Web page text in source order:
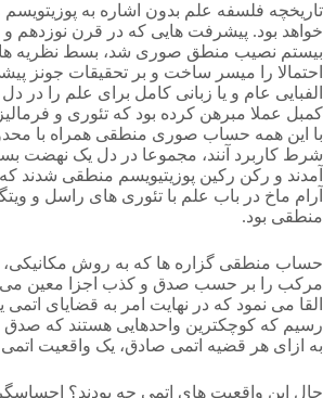
تاریخچه فلسفه علم بدون اشاره به
خواهد بود. پیشرفت هایی که در قرن نوزدهم
بیستم نصیب منطق صوری شد، بسط نظریه
احتمالا را میسر ساخت و بر تحقیقات جونز
الفبایی عام و یا زبانی کامل برای علم را در
کمبل عملا مبرهن کرده بود که تئوری و
با این همه حساب صوری منطقی همراه با
شرط کاربرد آنند، مجموعا در دل یک نهضت
آمدند و رکن رکین پوزیتیویسم منطقی شدند
آرام ماخ در باب علم با تئوری های راسل و
منطقی بود.
حساب منطقی گزاره ها که به روش
مرکب را بر حسب صدق و کذب اجزا معین می
القا می نمود که در نهایت امر به قضایای
رسیم که کوچکترین واحدهایی هستند که صدق
به ازای هر قضیه اتمی صادق، یک واقعیت اتمی
حال این واقعیت های اتمی چه بودند؟